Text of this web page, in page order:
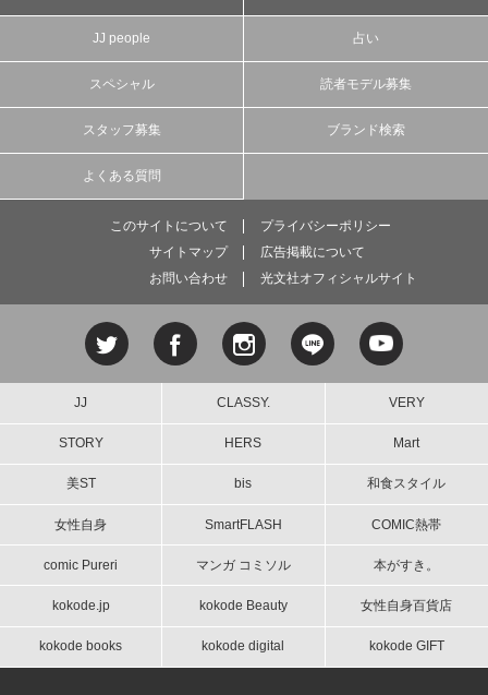
JJ people 占い
スペシャル 読者モデル募集
スタッフ募集 ブランド検索
よくある質問
このサイトについて
プライバシーポリシー
サイトマップ
広告掲載について
お問い合わせ
光文社オフィシャルサイト
JJ CLASSY. VERY
STORY HERS Mart
美ST bis 和食スタイル
女性自身 SmartFLASH COMIC熱帯
comic Pureri マンガ コミソル 本がすき。
kokode.jp kokode Beauty 女性自身百貨店
kokode books kokode digital kokode GIFT